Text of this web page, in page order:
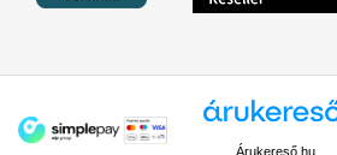
Árukereső.hu